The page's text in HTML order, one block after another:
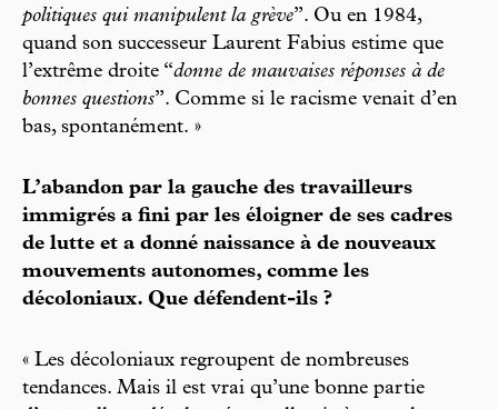
politiques qui manipulent la grève”. Ou en 1984,
quand son successeur Laurent Fabius estime que
l’extrême droite “donne de mauvaises réponses à de
bonnes questions”. Comme si le racisme venait d’en
bas, spontanément. »
L’abandon par la gauche des travailleurs
immigrés a fini par les éloigner de ses cadres
de lutte et a donné naissance à de nouveaux
mouvements autonomes, comme les
décoloniaux. Que défendent-ils ?
« Les décoloniaux regroupent de nombreuses
tendances. Mais il est vrai qu’une bonne partie